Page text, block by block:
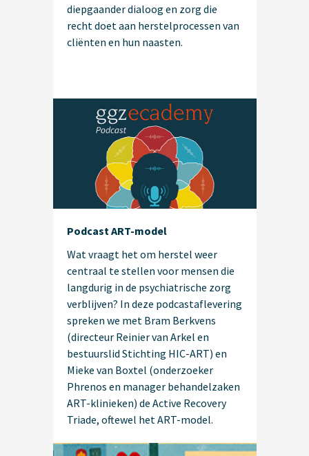
diepgaander dialoog en zorg die
recht doet aan herstelprocessen van
cliënten en hun naasten.
Podcast ART-model
Wat vraagt het om herstel weer
centraal te stellen voor mensen die
langdurig in de psychiatrische zorg
verblijven? In deze podcastaflevering
spreken we met Bram Berkvens
(directeur Reinier van Arkel en
bestuurslid Stichting HIC-ART) en
Mieke van Boxtel (onderzoeker
Phrenos en manager behandelzaken
ART-klinieken) de Active Recovery
Triade, oftewel het ART-model.